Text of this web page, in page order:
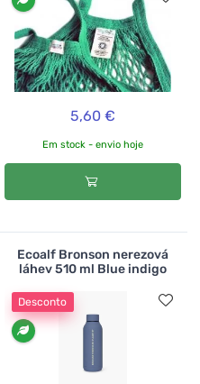
5,60 €
Em stock - envio hoje
Ecoalf Bronson nerezová
láhev 510 ml Blue indigo
Desconto